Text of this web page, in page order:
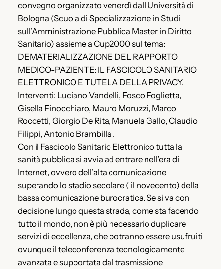
convegno organizzato venerdì dall’Università di
Bologna (Scuola di Specializzazione in Studi
sull’Amministrazione Pubblica Master in Diritto
Sanitario) assieme a Cup2000 sul tema:
DEMATERIALIZZAZIONE DEL RAPPORTO
MEDICO-PAZIENTE: IL FASCICOLO SANITARIO
ELETTRONICO E TUTELA DELLA PRIVACY.
Interventi: Luciano Vandelli, Fosco Foglietta,
Gisella Finocchiaro, Mauro Moruzzi, Marco
Roccetti, Giorgio De Rita, Manuela Gallo, Claudio
Filippi, Antonio Brambilla .
Con il Fascicolo Sanitario Elettronico tutta la
sanità pubblica si avvia ad entrare nell’era di
Internet, ovvero dell’alta comunicazione
superando lo stadio secolare ( il novecento) della
bassa comunicazione burocratica. Se si va con
decisione lungo questa strada, come sta facendo
tutto il mondo, non è più necessario duplicare
servizi di eccellenza, che potranno essere usufruiti
ovunque il teleconferenza tecnologicamente
avanzata e supportata dal trasmissione